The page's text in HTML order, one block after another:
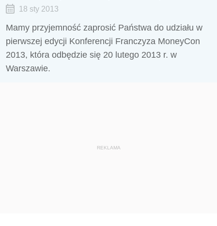
18 sty 2013
Mamy przyjemność zaprosić Państwa do udziału w
pierwszej edycji Konferencji Franczyza MoneyCon
2013, która odbędzie się 20 lutego 2013 r. w
Warszawie.
REKLAMA